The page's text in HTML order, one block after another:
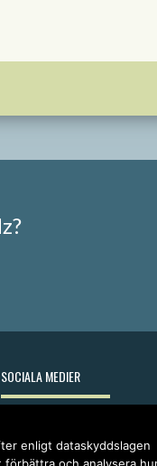
SOCIALA MEDIER
enligt dataskyddslagen